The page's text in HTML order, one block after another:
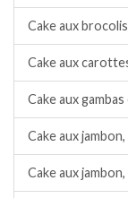
Cake aux
Cake aux
Cake aux
Cake aux
Cake aux